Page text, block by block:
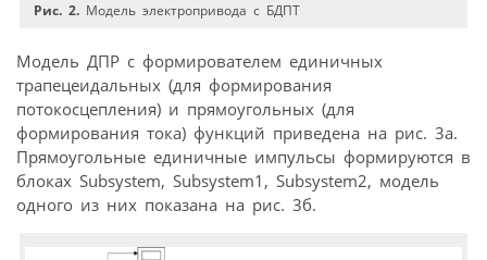
Рис. 2. Модель электропривода с БДПТ
Модель ДПР с формирователем единичных
трапецеидальных (для формирования
потокосцепления) и прямоугольных (для
формирования тока) функций приведена на рис. 3а.
Прямоугольные единичные импульсы формируются в
блоках Subsystem, Subsystem1, Subsystem2, модель
одного из них показана на рис. 3б.